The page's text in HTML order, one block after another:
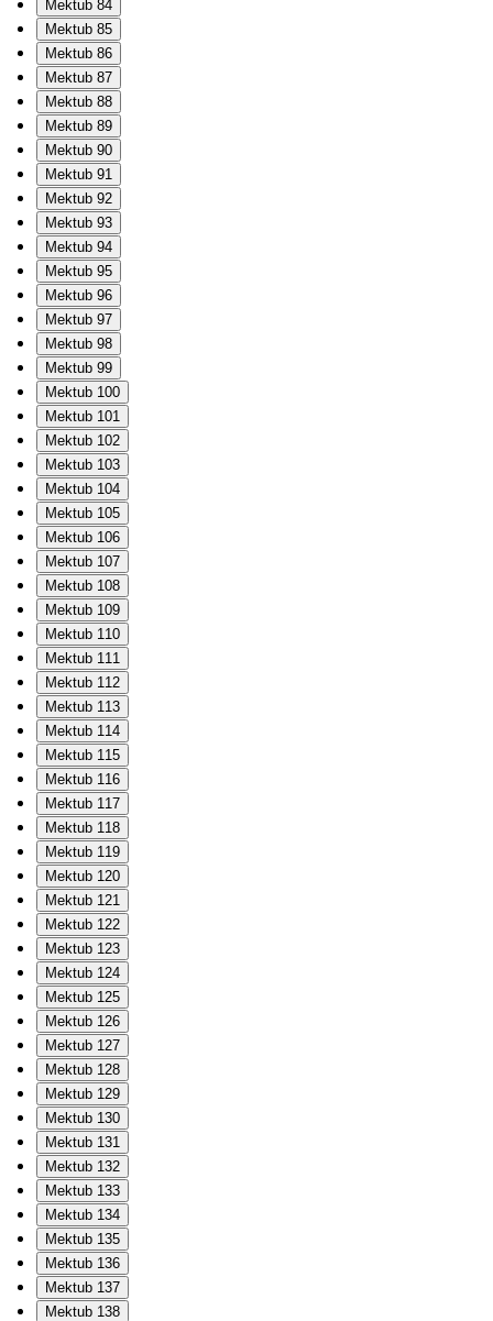
Mektub 84
Mektub 85
Mektub 86
Mektub 87
Mektub 88
Mektub 89
Mektub 90
Mektub 91
Mektub 92
Mektub 93
Mektub 94
Mektub 95
Mektub 96
Mektub 97
Mektub 98
Mektub 99
Mektub 100
Mektub 101
Mektub 102
Mektub 103
Mektub 104
Mektub 105
Mektub 106
Mektub 107
Mektub 108
Mektub 109
Mektub 110
Mektub 111
Mektub 112
Mektub 113
Mektub 114
Mektub 115
Mektub 116
Mektub 117
Mektub 118
Mektub 119
Mektub 120
Mektub 121
Mektub 122
Mektub 123
Mektub 124
Mektub 125
Mektub 126
Mektub 127
Mektub 128
Mektub 129
Mektub 130
Mektub 131
Mektub 132
Mektub 133
Mektub 134
Mektub 135
Mektub 136
Mektub 137
Mektub 138